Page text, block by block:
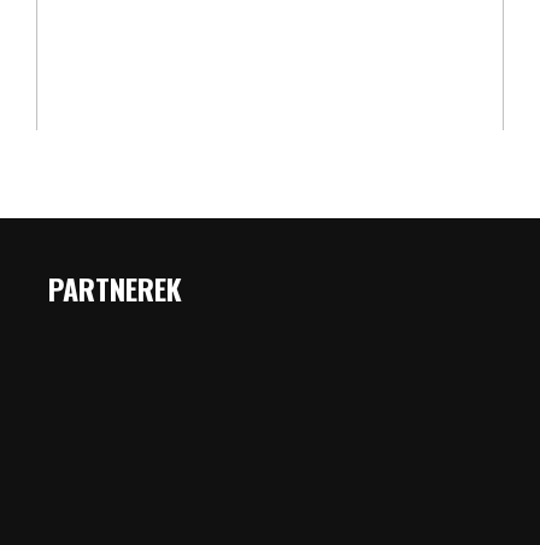
PARTNEREK